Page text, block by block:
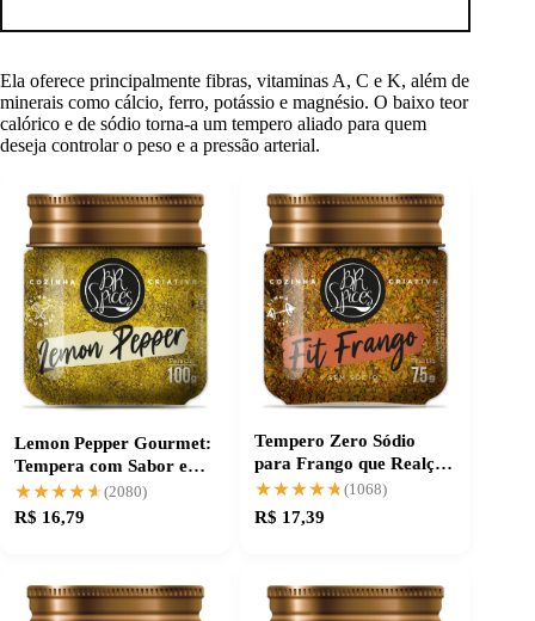
Ela oferece principalmente fibras, vitaminas A, C e K, além de
minerais como cálcio, ferro, potássio e magnésio. O baixo teor
calórico e de sódio torna-a um tempero aliado para quem
deseja controlar o peso e a pressão arterial.
Lemon Pepper Gourmet:
Tempera com Sabor e
Praticidade
★★★★★
★★★★★ (2080)
R$ 16,79
Tempero Zero Sódio
para Frango que Realça
o Sabor Natural
★★★★★
★★★★★(1068)
R$ 17,39